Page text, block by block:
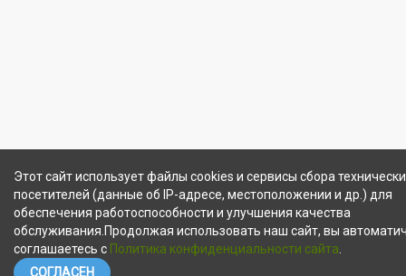
Этот сайт использует файлы cookies и сервисы сбора
посетителей (данные об IP-адресе, местоположении и др.) для
обеспечения работоспособности и улучшения качества
обслуживания.Продолжая использовать наш сайт, вы
соглашаетесь с Политика конфиденциальности сайта
СОГЛАСЕН